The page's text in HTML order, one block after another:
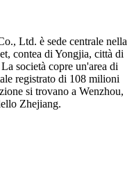
Ltd. è sede centrale nella
contea di Yongjia, città di
società copre un'area di
registrato di 108 milioni
si trovano a Wenzhou,
Zhejiang.